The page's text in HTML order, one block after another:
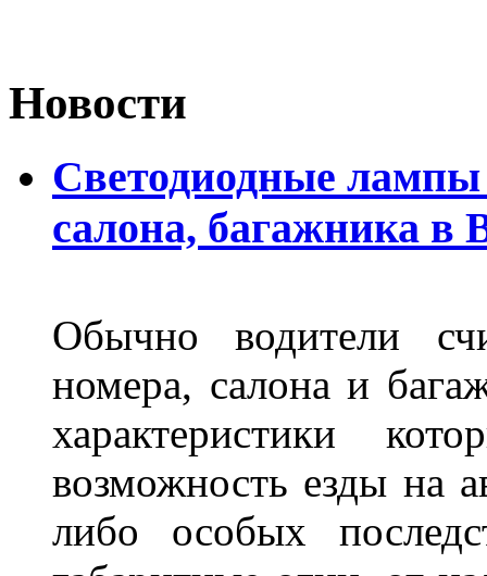
Новости
Светодиодные лампы
салона, багажника в
Обычно водители
номера, салона и
характеристики
возможность езды на
либо особых